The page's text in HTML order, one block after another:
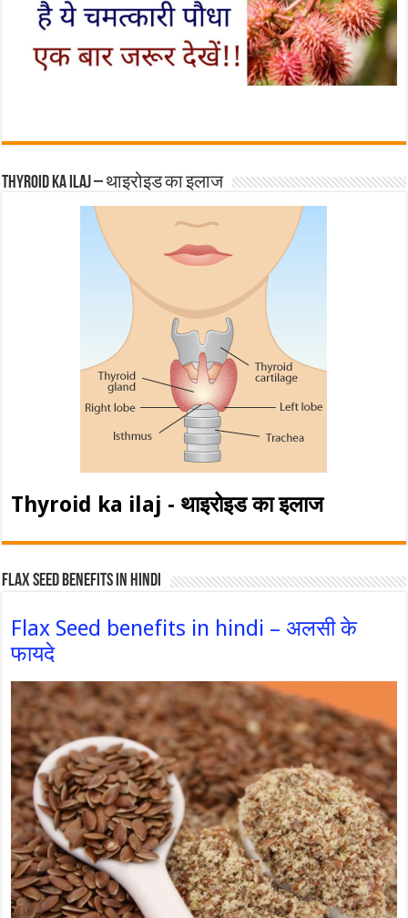
Thyroid ka ilaj – थाइरोइड का इलाज
Thyroid ka ilaj - थाइरोइड का इलाज
Flax Seed Benefits in hindi
Flax Seed benefits in hindi – अलसी के
फायदे